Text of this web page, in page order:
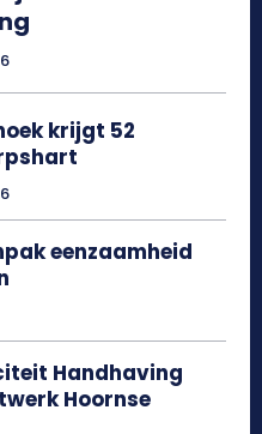
krijgt 52
eenzaamheid
Handhaving
Hoornse